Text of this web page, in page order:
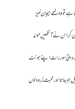
وہ لمحے ہیجان خیز
کر اس نے آنکھیں موند
دیتی اور رات اپنے ہونٹ
جاتا اور محبت زرہ دلوں